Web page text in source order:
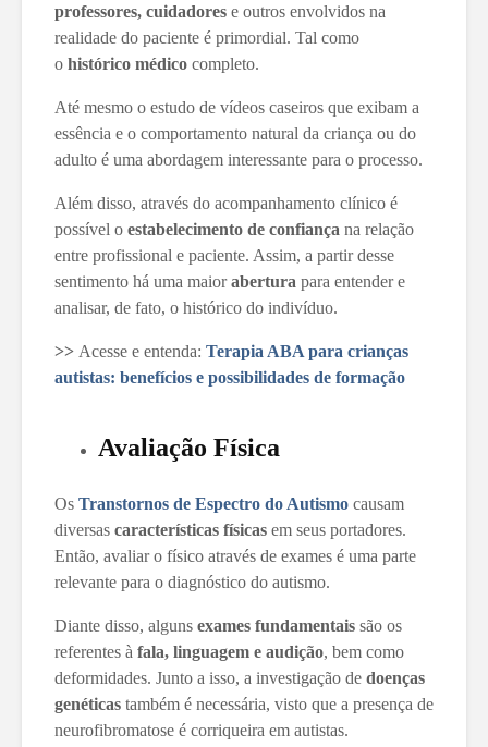
professores, cuidadores e outros envolvidos na
realidade do paciente é primordial. Tal como
o histórico médico completo.
Até mesmo o estudo de vídeos caseiros que exibam a
essência e o comportamento natural da criança ou do
adulto é uma abordagem interessante para o processo.
Além disso, através do acompanhamento clínico é
possível o estabelecimento de confiança na relação
entre profissional e paciente. Assim, a partir desse
sentimento há uma maiorabertura para entender e
analisar, de fato, o histórico do indivíduo.
>> Acesse e entenda: Terapia ABA para crianças
autistas: benefícios e possibilidades de formação
Avaliação Física
Os Transtornos de Espectro do Autismo causam
diversas características físicas em seus portadores.
Então, avaliar o físico através de exames é uma parte
relevante para o diagnóstico do autismo.
Diante disso, alguns exames fundamentais são os
referentes à fala, linguagem e audição, bem como
deformidades. Junto a isso, a investigação de doenças
genéticas também é necessária, visto que a presença de
neurofibromatose é corriqueira em autistas.